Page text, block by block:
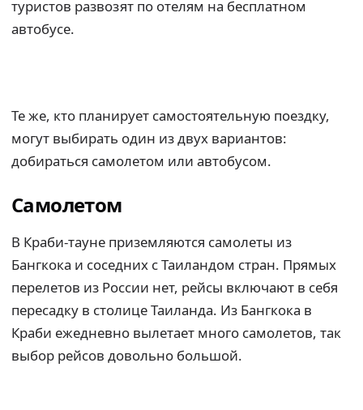
туристов развозят по отелям на бесплатном
автобусе.
Те же, кто планирует самостоятельную поездку,
могут выбирать один из двух вариантов:
добираться самолетом или автобусом.
Самолетом
В Краби-тауне приземляются самолеты из
Бангкока и соседних с Таиландом стран. Прямых
перелетов из России нет, рейсы включают в себя
пересадку в столице Таиланда. Из Бангкока в
Краби ежедневно вылетает много самолетов, так
выбор рейсов довольно большой.